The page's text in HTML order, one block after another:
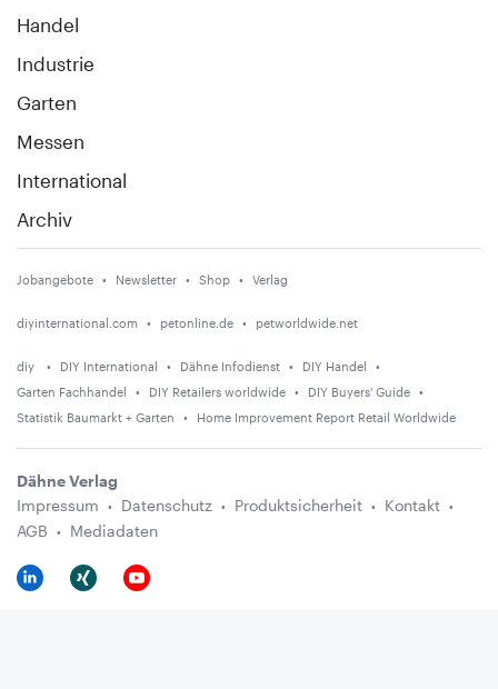
Handel
Industrie
Garten
Messen
International
Archiv
Jobangebote Newsletter Shop Verlag
diyinternational.com petonline.de petworldwide.net
diy DIY International Dähne Infodienst
DIY Handel
Garten Fachhandel
DIY Retailers worldwide
DIY Buyers' Guide
Statistik Baumarkt + Garten
Home Improvement Report Retail Worldwide
Dähne Verlag
Impressum
Datenschutz Produktsicherheit
Kontakt
AGB
Mediadaten